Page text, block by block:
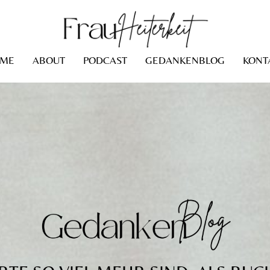
ABOUT PODCAST GEDANKENBLOG